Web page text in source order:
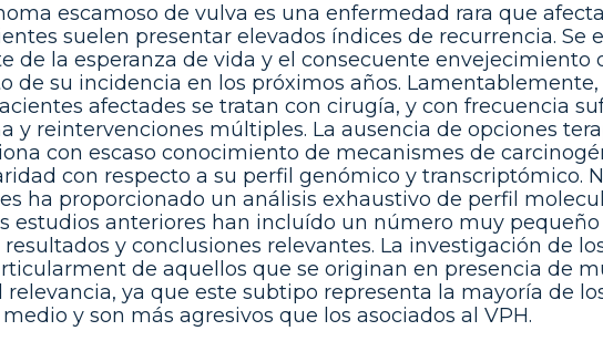
escamoso de vulva es una enfermedad rara que
suelen presentar elevados índices de recurrencia. Se
de la esperanza de vida y el consecuente envejecimiento
de su incidencia en los próximos años.
afectades se tratan con cirugía, y con frecuencia
y reintervenciones múltiples. La ausencia de opciones
con escaso conocimiento de mecanismes de
con respecto a su perfil genómico y transcriptómico.
ha proporcionado un análisis exhaustivo de perfil
estudios anteriores han incluído un número muy pequeño
y conclusiones relevantes. La investigación de
de aquellos que se originan en presencia de
relevancia, ya que este subtipo representa la mayoría de
y son más agresivos que los asociados al VPH.